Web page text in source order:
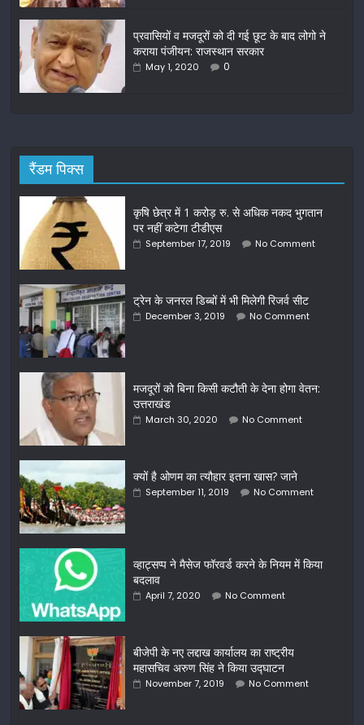
प्रवासियों व मजदूरों को दी गई छूट के बाद लोगो ने
कराया पंजीयन: राजस्थान सरकार
May 1, 2020 0
रैंडम पिक्स
कृषि छेत्र में 1 करोड़ रु. से अधिक नकद भुगतान
पर नहीं कटेगा टीडीएस
September 17, 2019 No Comment
ट्रेन के जनरल डिब्बों में भी मिलेगी रिजर्व सीट
December 3, 2019 No Comment
मजदूरों को बिना किसी कटौती के देना होगा वेतन:
उत्तराखंड
March 30, 2020 No Comment
क्यों है ओणम का त्यौहार इतना खास? जाने
September 11, 2019 No Comment
व्हाट्सप्प ने मैसेज फॉरवर्ड करने के नियम में किया
बदलाव
April 7, 2020 No Comment
बीजेपी के नए लद्दाख कार्यालय का राष्ट्रीय
महासचिव अरुण सिंह ने किया उद्घाटन
November 7, 2019 No Comment